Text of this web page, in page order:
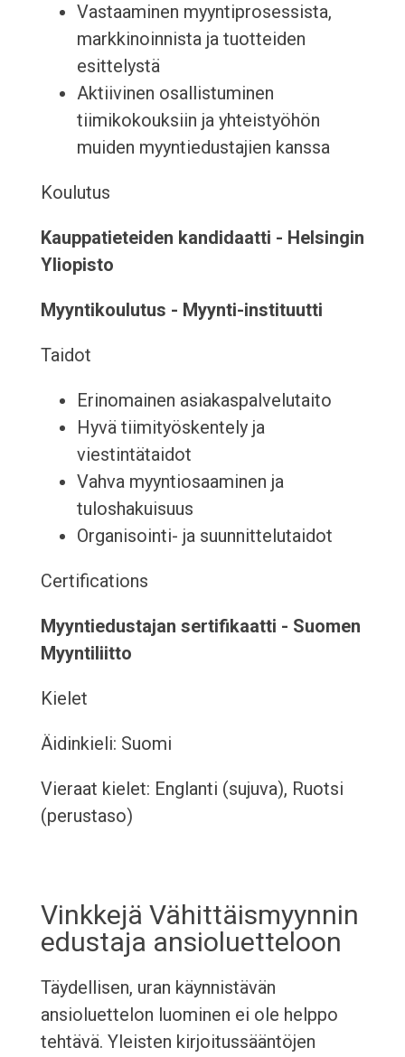
Vastaaminen myyntiprosessista,
markkinoinnista ja tuotteiden
esittelystä
Aktiivinen osallistuminen
tiimikokouksiin ja yhteistyöhön
muiden myyntiedustajien kanssa
Koulutus
Kauppatieteiden kandidaatti - Helsingin
Yliopisto
Myyntikoulutus - Myynti-instituutti
Taidot
Erinomainen asiakaspalvelutaito
Hyvä tiimityöskentely ja
viestintätaidot
Vahva myyntiosaaminen ja
tuloshakuisuus
Organisointi- ja suunnittelutaidot
Certifications
Myyntiedustajan sertifikaatti - Suomen
Myyntiliitto
Kielet
Äidinkieli: Suomi
Vieraat kielet: Englanti (sujuva), Ruotsi
(perustaso)
Vinkkejä Vähittäismyynnin
edustaja ansioluetteloon
Täydellisen, uran käynnistävän
ansioluettelon luominen ei ole helppo
tehtävä. Yleisten kirjoitussääntöjen